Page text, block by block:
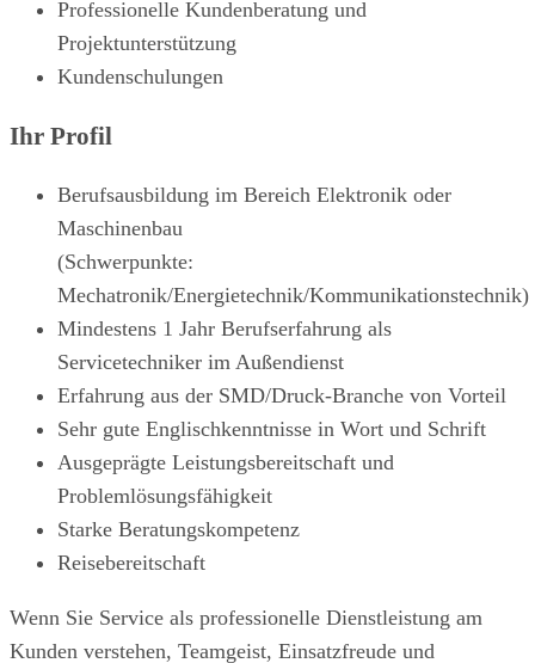
Professionelle Kundenberatung und
Projektunterstützung
Kundenschulungen
Ihr Profil
Berufsausbildung im Bereich Elektronik oder
Maschinenbau
(Schwerpunkte:
Mechatronik/Energietechnik/Kommunikationstechnik)
Mindestens 1 Jahr Berufserfahrung als
Servicetechniker im Außendienst
Erfahrung aus der SMD/Druck-Branche von Vorteil
Sehr gute Englischkenntnisse in Wort und Schrift
Ausgeprägte Leistungsbereitschaft und
Problemlösungsfähigkeit
Starke Beratungskompetenz
Reisebereitschaft
Wenn Sie Service als professionelle Dienstleistung am
Kunden verstehen, Teamgeist, Einsatzfreude und